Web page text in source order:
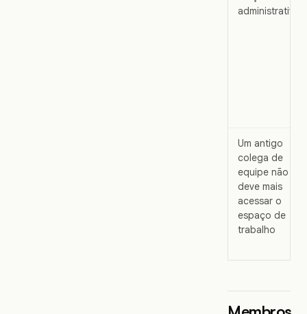
administrativas
Um antigo
colega de
equipe não
deve mais
acessar o
espaço de
trabalho